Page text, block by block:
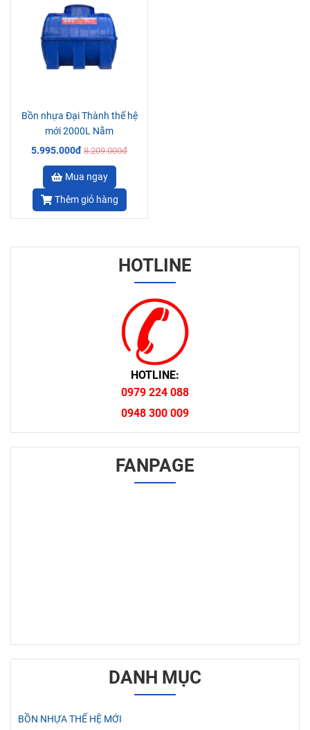
Bồn nhựa Đại Thành thế hệ
mới 2000L Nằm
5.995.000đ 8.209.000đ
Mua ngay
Thêm giỏ hàng
HOTLINE
HOTLINE:
0979 224 088
0948 300 009
FANPAGE
DANH MỤC
BỒN NHỰA THẾ HỆ MỚI